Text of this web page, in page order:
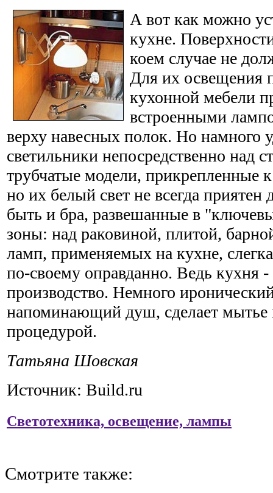
А вот как можно
кухне.
коем случае не
Для их освещения
кухонной мебели
встроенными
верху навесных полок. Но намного
светильники непосредственно над
трубчатые модели, прикрепленные
но их белый свет не всегда приятен
быть и бра, развешанные в
зоны: над раковиной, плитой,
ламп, применяемых на кухне,
по-своему оправданно. Ведь кухня
производство. Немного
напоминающий душ, сделает мытье
процедурой.
Татьяна Шовская
Источник: Build.ru
Светотехника, освещение, лампы
Смотрите также: